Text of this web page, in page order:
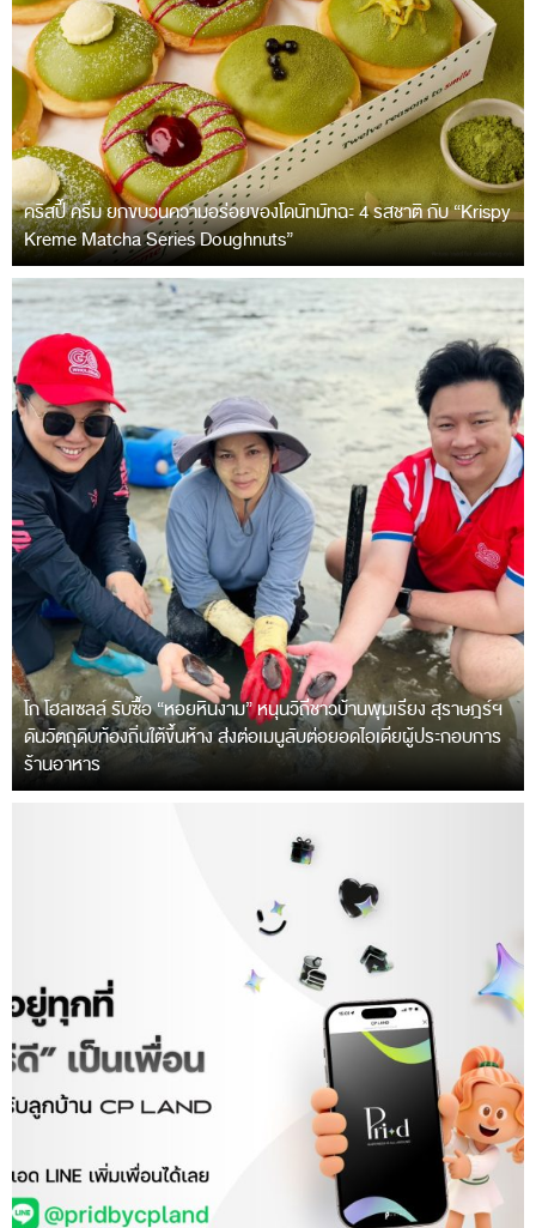
คริสปี้ ครีม ยกขบวนความอร่อยของโดนัทมัทฉะ 4 รสชาติ กับ “Krispy
Kreme Matcha Series Doughnuts”
โก โฮลเซลล์ รับซื้อ “หอยหินงาม” หนุนวิถีชาวบ้านพุมเรียง สุราษฎร์ฯ
ดันวัตถุดิบท้องถิ่นใต้ขึ้นห้าง ส่งต่อเมนูลับต่อยอดไอเดียผู้ประกอบการ
ร้านอาหาร